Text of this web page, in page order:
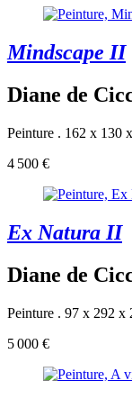
Mindscape II
Diane de
Peinture . 162 x 130
4 500 €
Ex Natura II
Diane de
Peinture . 97 x 292 x
5 000 €